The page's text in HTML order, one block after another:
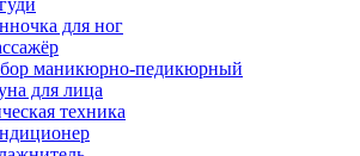
для ног
маникюрно-педикюрный
для лица
техника